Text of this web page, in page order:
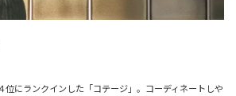
位にランクインした「コテージ」。コーディネートしや